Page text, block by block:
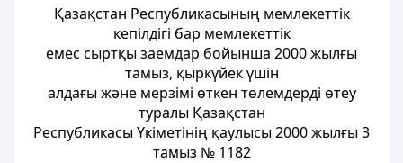
Қазақстан Республикасының мемлекеттік
кепiлдiгi бар мемлекеттік
емес сыртқы заемдар бойынша 2000 жылғы
тамыз, қыркүйек үшiн
алдағы және мерзiмi өткен төлемдердi өтеу
туралы Қазақстан
Республикасы Үкіметінің қаулысы 2000 жылғы 3
тамыз № 1182